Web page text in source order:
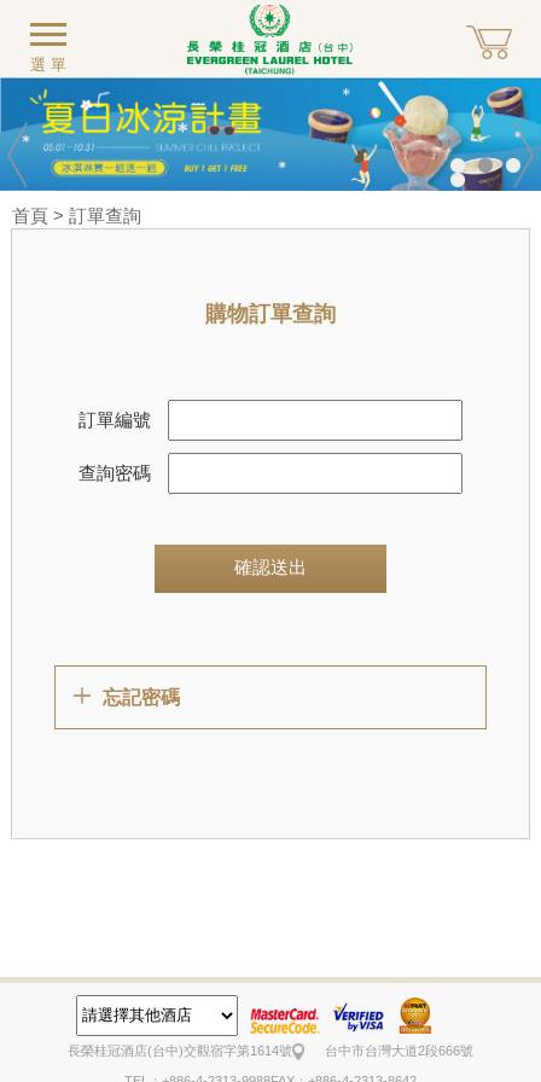
選單
首頁 > 訂單查詢
購物訂單查詢
訂單編號
查詢密碼
確認送出
忘記密碼
長榮桂冠酒店(台中)交觀宿字第1614號 台中市台灣大道2段666號